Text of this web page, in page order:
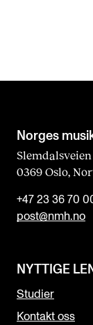
Norges
Slemdalsveien
0369 Oslo,
+47 23 36 70
post@nmh.no
NYTTIGE
Studier
Kontakt oss